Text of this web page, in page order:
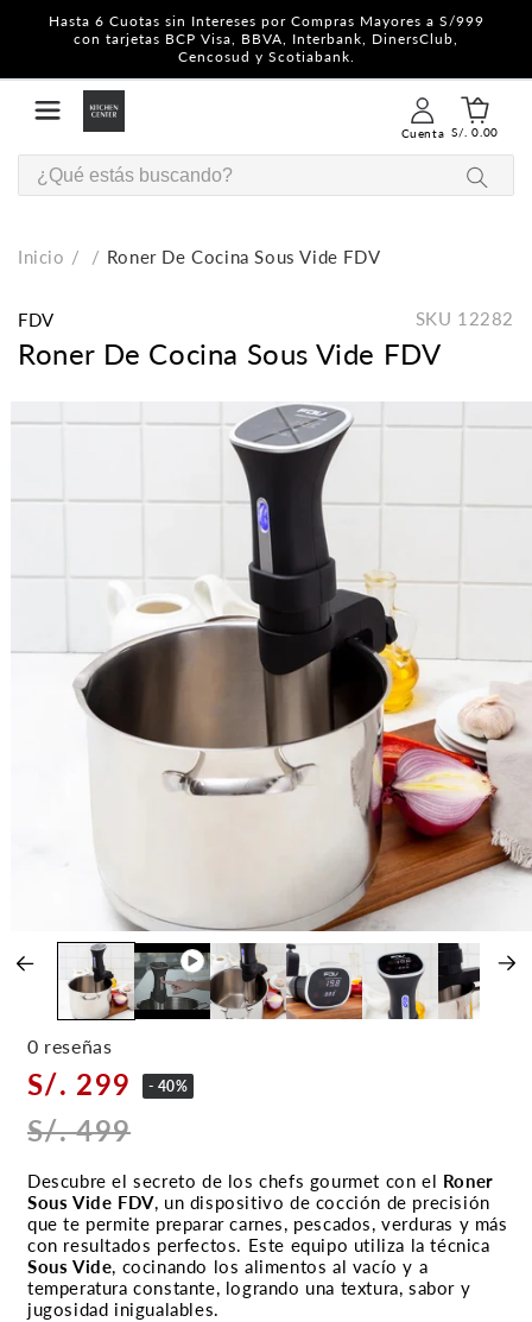
Hasta 6 Cuotas sin Intereses por Compras Mayores a S/999
con tarjetas BCP Visa, BBVA, Interbank, DinersClub,
Cencosud y Scotiabank.
Cuenta S/. 0.00
Inicio Roner De Cocina Sous Vide FDV
FDV SKU 12282
Roner De Cocina Sous Vide FDV
0 reseñas
S/. 299 - 40%
S/. 499
Descubre el secreto de los chefs gourmet con el Roner
Sous Vide FDV, un dispositivo de cocción de precisión
que te permite preparar carnes, pescados, verduras y más
con resultados perfectos. Este equipo utiliza la técnica
Sous Vide, cocinando los alimentos al vacío y a
temperatura constante, logrando una textura, sabor y
jugosidad inigualables.